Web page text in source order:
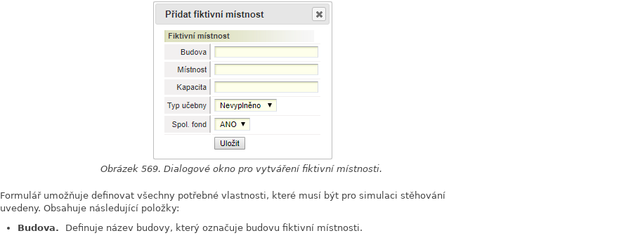
Obrázek 569. Dialogové okno pro vytváření fiktivní místnosti.
Formulář umožňuje definovat všechny potřebné vlastnosti, které musí být pro simulaci stěhování
uvedeny. Obsahuje následující položky:
Budova.
Definuje název budovy, který označuje budovu fiktivní místnosti.